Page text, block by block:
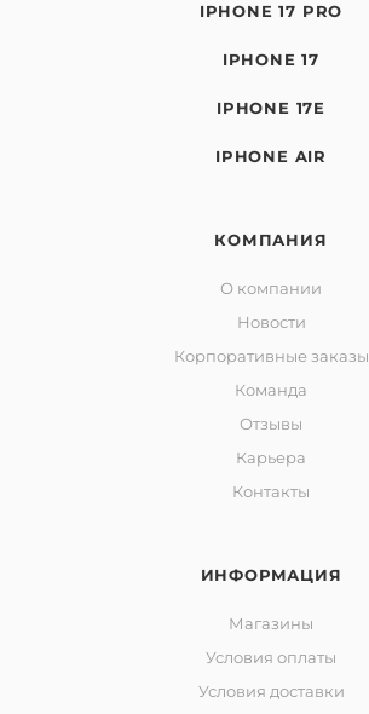
IPHONE 17 PRO
IPHONE 17
IPHONE 17E
IPHONE AIR
КОМПАНИЯ
О компании
Новости
Корпоративные заказы
Команда
Отзывы
Карьера
Контакты
ИНФОРМАЦИЯ
Магазины
Условия оплаты
Условия доставки